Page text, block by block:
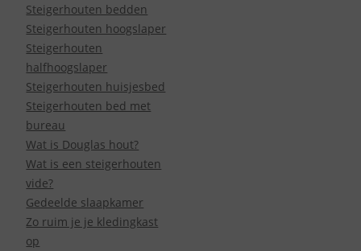
Steigerhouten bedden
Steigerhouten hoogslaper
Steigerhouten
halfhoogslaper
Steigerhouten huisjesbed
Steigerhouten bed met
bureau
Wat is Douglas hout?
Wat is een steigerhouten
vide?
Gedeelde slaapkamer
Zo ruim je je kledingkast
op